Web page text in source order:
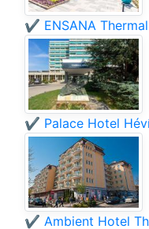
✔️ ENSANA
✔️ Palace Hotel
✔️ Ambient Hotel